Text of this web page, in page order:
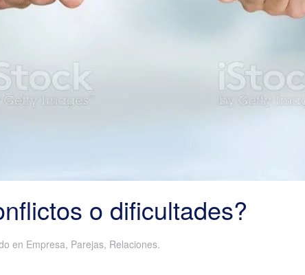
o dificultades?
en Empresa, Parejas, Relaciones.